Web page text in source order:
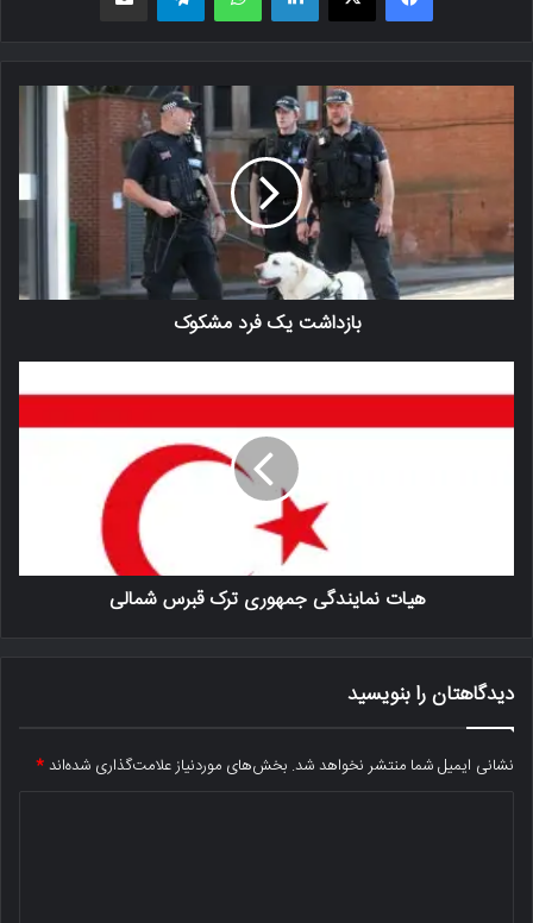
بازداشت یک فرد مشکوک
هیات نمایندگی جمهوری ترک قبرس شمالی
دیدگاهتان را بنویسید
نشانی ایمیل شما منتشر نخواهد شد. بخش‌های موردنیاز علامت‌گذاری شده‌اند*